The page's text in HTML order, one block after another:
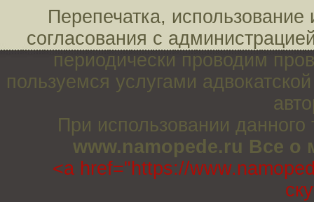
Перепечатка,
согласования с
периодически проводим
пользуемся услугами
При использовании
www.namopede.ru Все о
<a href="https://